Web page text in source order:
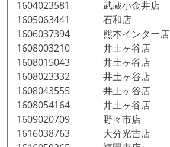
1604023581 武蔵小金井店
1605063441 石和店
1606037394 熊本インター店
1608003210 井土ヶ谷店
1608015043 井土ヶ谷店
1608023332 井土ヶ谷店
1608043555 井土ヶ谷店
1608054164 井土ヶ谷店
1609020709 野々市店
1616038763 大分光吉店